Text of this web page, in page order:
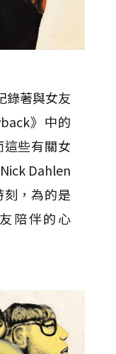
錄著與女友
》中的
些有關女
Dahlen
，為的是
陪伴的心